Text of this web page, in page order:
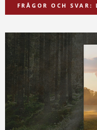
FRÅGOR OCH SVAR: